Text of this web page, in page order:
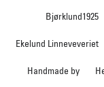
Bjørklund1925
Ekelund Linneveveriet
Handmade by